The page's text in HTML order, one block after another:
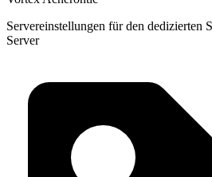
Servereinstellungen für den dedizierten
Server